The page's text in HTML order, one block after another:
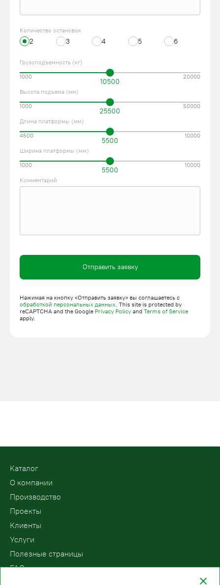
Количество остановок
2 3 4 5 6
Грузоподъемность (кг)
10500
1000 20000
Высота подъема (мм)
25500
1000 50000
Длина платформы (мм)
5500
4500 10000
Ширина платформы (мм)
5500
1000 10000
Комментарий
Отправить заявку
Нажимая на кнопку «Отправить заявку» вы соглашаетесь с
обработкой персональных данных. This site is protected by
reCAPTCHA and the Google Privacy Policy and Terms of Service
apply.
Kаталог
О компании
Производство
Проекты
Клиенты
Услуги
Полезные страницы
FAQ